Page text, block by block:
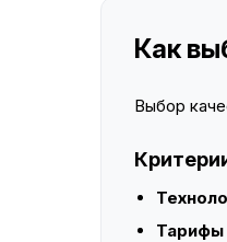
Как
Выбор
Тарифы